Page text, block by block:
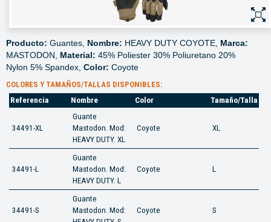
Producto: Guantes, Nombre: HEAVY DUTY COYOTE, Marca:
MASTODON, Material: 45% Poliester 30% Poliuretano 20%
Nylon 5% Spandex, Color: Coyote
COLORES Y TAMAÑOS/TALLAS DISPONIBLES:
Referencia
Nombre Color Tamaño/Talla
34491-XL
Guante
Mastodon. Mod:
HEAVY DUTY. XL
Coyote XL
34491-L
Guante
Mastodon. Mod:
HEAVY DUTY. L
Coyote L
34491-S
Guante
Mastodon. Mod:
Coyote S